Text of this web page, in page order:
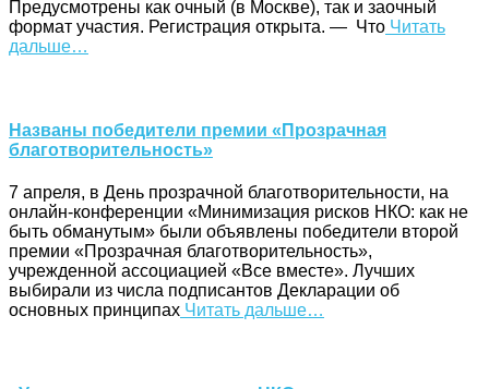
Предусмотрены как очный (в Москве), так и заочный
формат участия. Регистрация открыта. — Что Читать
дальше…
Названы победители премии «Прозрачная
благотворительность»
7 апреля, в День прозрачной благотворительности, на
онлайн-конференции «Минимизация рисков НКО: как не
быть обманутым» были объявлены победители второй
премии «Прозрачная благотворительность»,
учрежденной ассоциацией «Все вместе». Лучших
выбирали из числа подписантов Декларации об
основных принципах Читать дальше…